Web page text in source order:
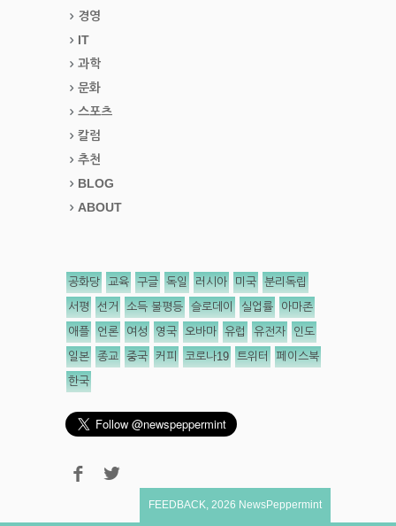
경영
IT
과학
문화
스포츠
칼럼
추천
BLOG
ABOUT
공화당 교육 구글 독일 러시아 미국 분리독립
서평 선거 소득 불평등 슬로데이 실업률 아마존
애플 언론 여성 영국 오바마 유럽 유전자 인도
일본 종교 중국 커피 코로나19 트위터 페이스북
한국
FEEDBACK 2026 NewsPeppermint